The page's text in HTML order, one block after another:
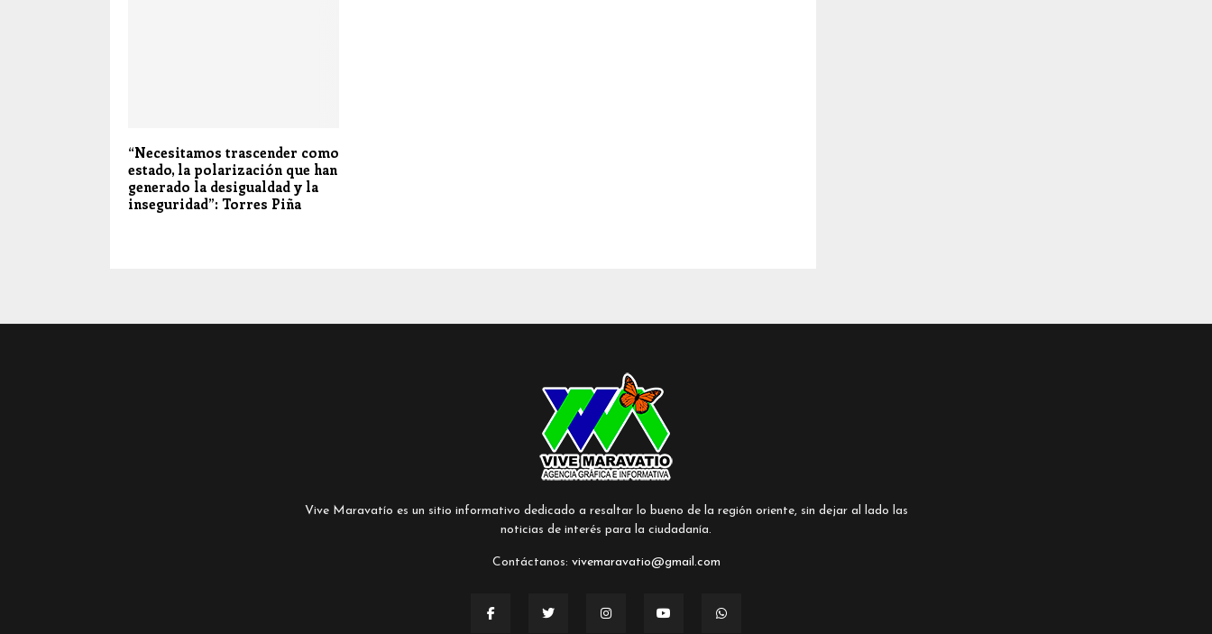
“Necesitamos trascender como
estado, la polarización que han
generado la desigualdad y la
inseguridad”: Torres Piña
Vive Maravatío es un sitio informativo dedicado a resaltar lo bueno de la región oriente, sin dejar al lado las
noticias de interés para la ciudadanía.
Contáctanos: vivemaravatio@gmail.com